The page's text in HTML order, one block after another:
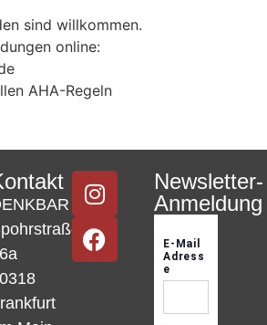
sind willkommen.
online:
AHA-Regeln
Newsletter-
Anmeldung